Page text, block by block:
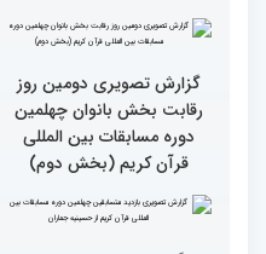
گزارش تصویری نشست
صمیمی رئیس سازمان اوقاف
و امور خیریه با هیأت داوران
خواهران و برادران،
متسابقین چهلمین دوره
مسابقات بین المللی قرآن